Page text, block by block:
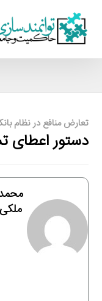
تعارض منافع در نظام
دستور اعطای
ملکی